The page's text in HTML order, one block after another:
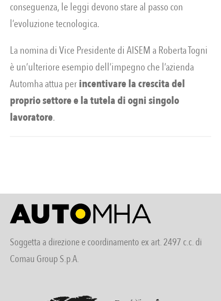
conseguenza, le leggi devono stare al passo con
l’evoluzione tecnologica.
La nomina di Vice Presidente di AISEM a Roberta Togni
è un’ulteriore esempio dell’impegno che l’azienda
Automha attua perincentivare la crescita del
proprio settore e la tutela di ogni singolo
lavoratore.
Soggetta a direzione e coordinamento ex art. 2497 c.c. di
Comau Group S.p.A.